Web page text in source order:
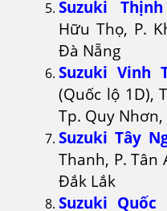
Suzuki
Hữu Thọ, P.
Đà Nẵng
Suzuki Vinh
(Quốc lộ 1D),
Tp. Quy
Suzuki Tây
Thanh, P. Tân
Đắk Lắk
Suzuki Quốc